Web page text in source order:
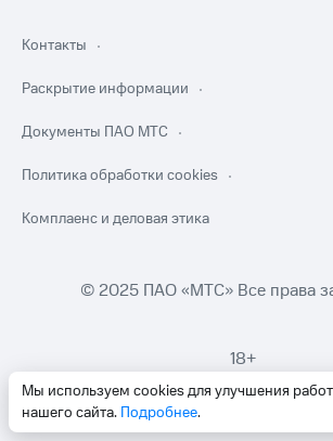
Мы используем cookies для улучшения
нашего сайта. Подробнее.
Контакты
Раскрытие информации
Документы ПАО МТС
Политика обработки cookies
Комплаенс и деловая этика
© 2025 ПАО «МТС» Все права
18+